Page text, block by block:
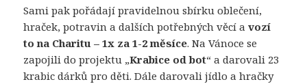
Sami pak pořádají pravidelnou sbírku oblečení,
hraček, potravin a dalších potřebných věcí avozí
to na Charitu – 1x za 1-2 měsíce. Na Vánoce se
zapojili do projektu „Krabice od bot“ a darovali 23
krabic dárků pro děti. Dále darovali jídlo a hračky